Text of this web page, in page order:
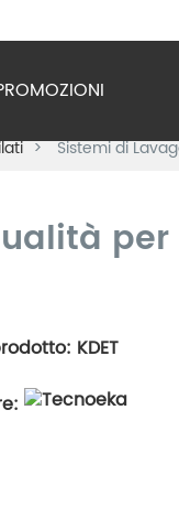
Sistemi di
KDET